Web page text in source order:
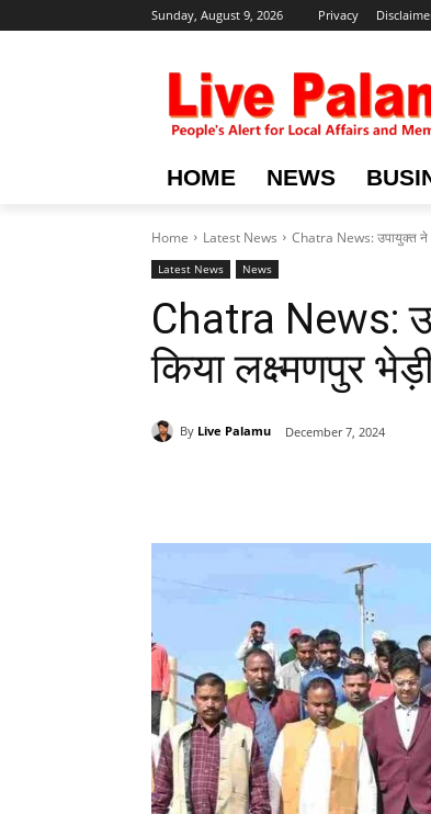
Sunday, August 9, 2026 Privacy
HOME NEWS
Home Latest News Chatra News: उपायुक्त ने
Latest News News
Chatra News:
किया लक्ष्मणपुर
By Live Palamu December 7, 2024